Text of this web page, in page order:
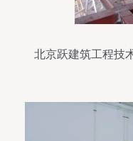
北京跃建筑工程技